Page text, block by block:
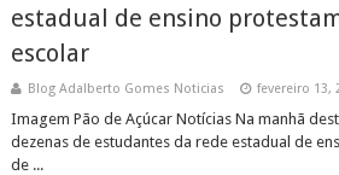
estadual de ensino
escolar
Blog Adalberto Gomes Noticias fevereiro 13,
Imagem Pão de Açúcar Notícias Na manhã
dezenas de estudantes da rede estadual de
de ...